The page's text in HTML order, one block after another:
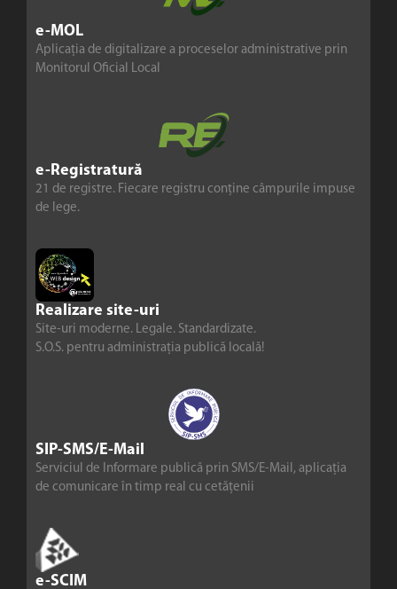
e-MOL
Aplicația de digitalizare a proceselor administrative prin
Monitorul Oficial Local
e-Registratură
21 de registre. Fiecare registru conține câmpurile impuse
de lege.
Realizare site-uri
Site-uri moderne. Legale. Standardizate.
S.O.S. pentru administrația publică locală!
SIP-SMS/E-Mail
Serviciul de Informare publică prin SMS/E-Mail, aplicația
de comunicare în timp real cu cetățenii
e-SCIM